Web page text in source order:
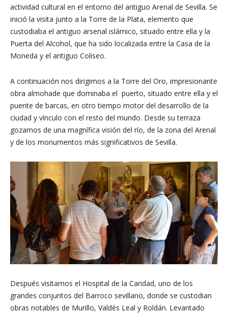
actividad cultural en el entorno del antiguo Arenal de Sevilla. Se
inició la visita junto a la Torre de la Plata, elemento que
custodiaba el antiguo arsenal islámico, situado entre ella y la
Puerta del Alcohol, que ha sido localizada entre la Casa de la
Moneda y el antiguo Coliseo.
A continuación nos dirigimos a la Torre del Oro, impresionante
obra almohade que dominaba el puerto, situado entre ella y el
puente de barcas, en otro tiempo motor del desarrollo de la
ciudad y vínculo con el resto del mundo. Desde su terraza
gozamos de una magnífica visión del río, de la zona del Arenal
y de los monumentos más significativos de Sevilla.
Después visitamos el Hospital de la Caridad, uno de los
grandes conjuntos del Barroco sevillano, donde se custodian
obras notables de Murillo, Valdés Leal y Roldán. Levantado